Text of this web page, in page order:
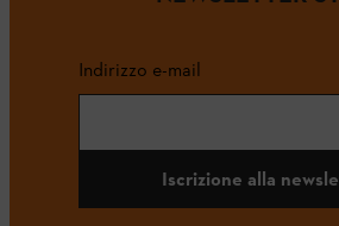
Indirizzo e-mail
Iscrizione alla